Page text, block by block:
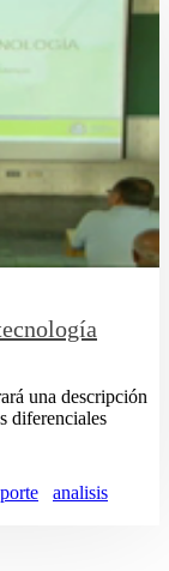
una descripción
diferenciales
analisis